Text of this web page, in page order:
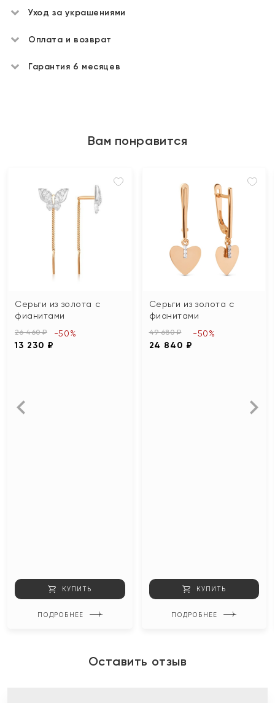
Уход за украшениями
Оплата и возврат
Гарантия 6 месяцев
Вам понравится
Серьги из золота с
фианитами
26 460 ₽
13 230 ₽
-50%
КУПИТЬ
ПОДРОБНЕЕ
Серьги из золота с
фианитами
49 680 ₽
24 840 ₽
-50%
КУПИТЬ
ПОДРОБНЕЕ
Оставить отзыв